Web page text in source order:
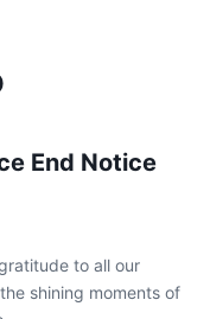
End Notice
to all our
shining moments of